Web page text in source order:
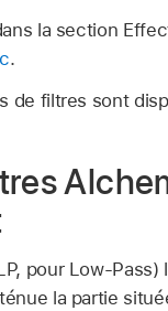
la section
.
de filtres sont
pour Low-
la partie